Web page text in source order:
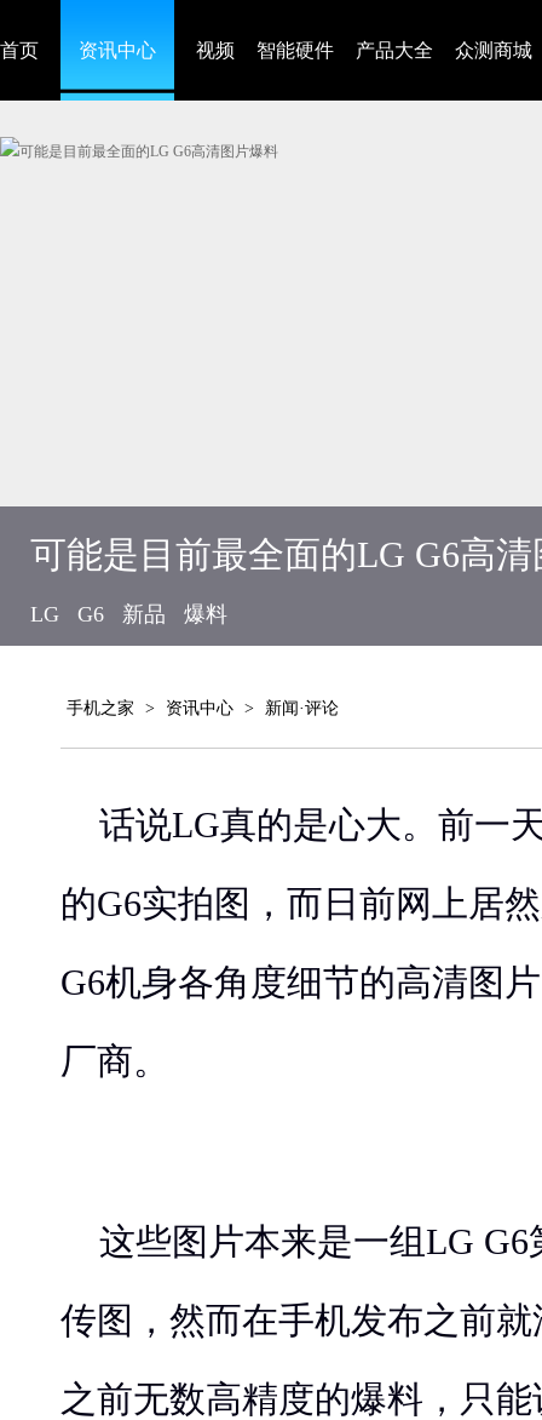
首页 资讯中心 视频 智能硬件 产品大全 众测商城
可能是目前最全面的LG G6高
LG G6 新品 爆料
手机之家 > 资讯中心 > 新闻·评论
话说LG真的是心大。前一
的G6实拍图，而日前网上居
G6机身各角度细节的高清图
厂商。
这些图片本来是一组LG
传图，然而在手机发布之前
之前无数高精度的爆料，只